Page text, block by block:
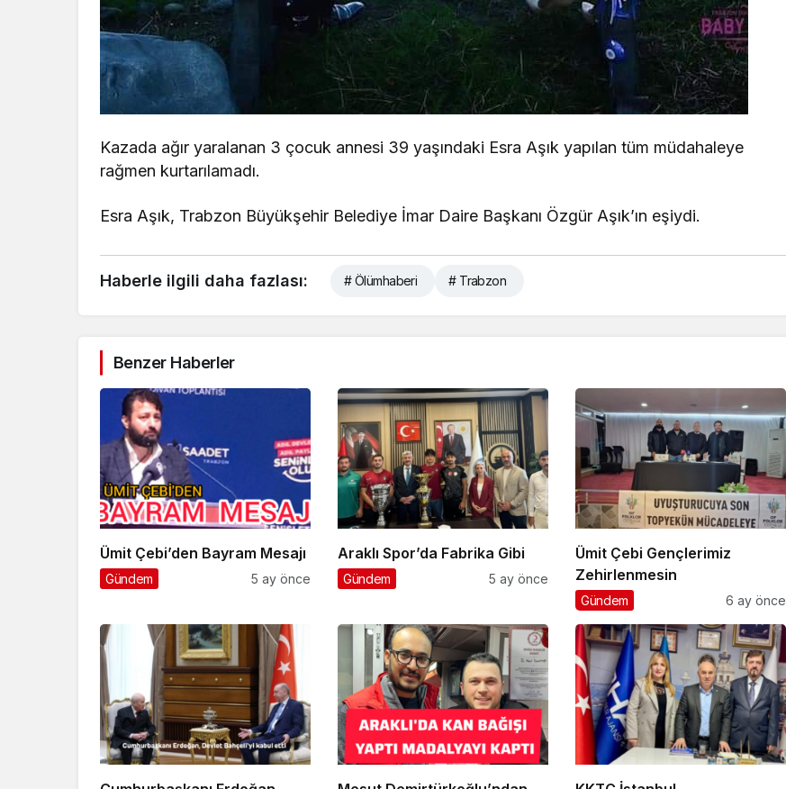
Kazada ağır yaralanan 3 çocuk annesi 39 yaşındaki Esra Aşık yapılan tüm müdahaleye
rağmen kurtarılamadı.
Esra Aşık, Trabzon Büyükşehir Belediye İmar Daire Başkanı Özgür Aşık’ın eşiydi.
Haberle ilgili daha fazlası: # Ölümhaberi # Trabzon
Benzer Haberler
Ümit Çebi’den Bayram Mesajı
Gündem 5 ay önce
Araklı Spor’da Fabrika Gibi
Gündem 5 ay önce
Ümit Çebi Gençlerimiz
Zehirlenmesin
Gündem 6 ay önce